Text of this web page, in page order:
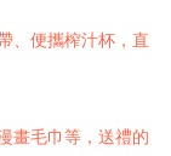
、便攜榨汁杯，直
畫毛巾等，送禮的